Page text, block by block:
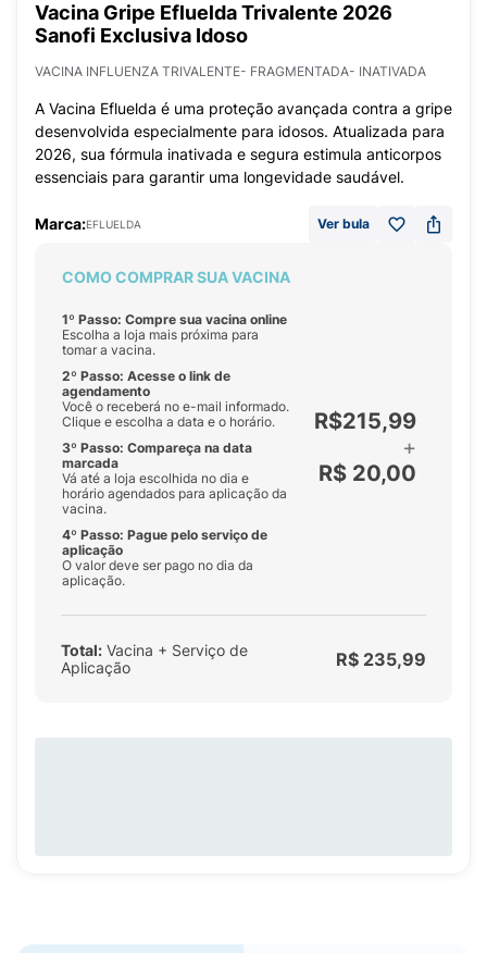
Vacina Gripe Efluelda Trivalente 2026
Sanofi Exclusiva Idoso
VACINA INFLUENZA TRIVALENTE- FRAGMENTADA- INATIVADA
A Vacina Efluelda é uma proteção avançada contra a gripe
desenvolvida especialmente para idosos. Atualizada para
2026, sua fórmula inativada e segura estimula anticorpos
essenciais para garantir uma longevidade saudável.
Marca:EFLUELDA Ver bula
COMO COMPRAR SUA VACINA
1º Passo: Compre sua vacina online
Escolha a loja mais próxima para
tomar a vacina.
2º Passo: Acesse o link de
agendamento
Você o receberá no e-mail informado.
Clique e escolha a data e o horário.
3º Passo: Compareça na data
marcada
Vá até a loja escolhida no dia e
horário agendados para aplicação da
vacina.
4º Passo: Pague pelo serviço de
aplicação
O valor deve ser pago no dia da
aplicação.
R$215,99
+
R$ 20,00
Total: Vacina + Serviço de
Aplicação
R$ 235,99